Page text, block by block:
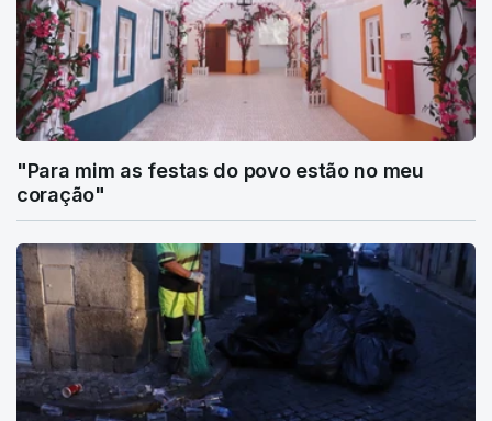
"Para mim as festas do povo estão no meu
coração"